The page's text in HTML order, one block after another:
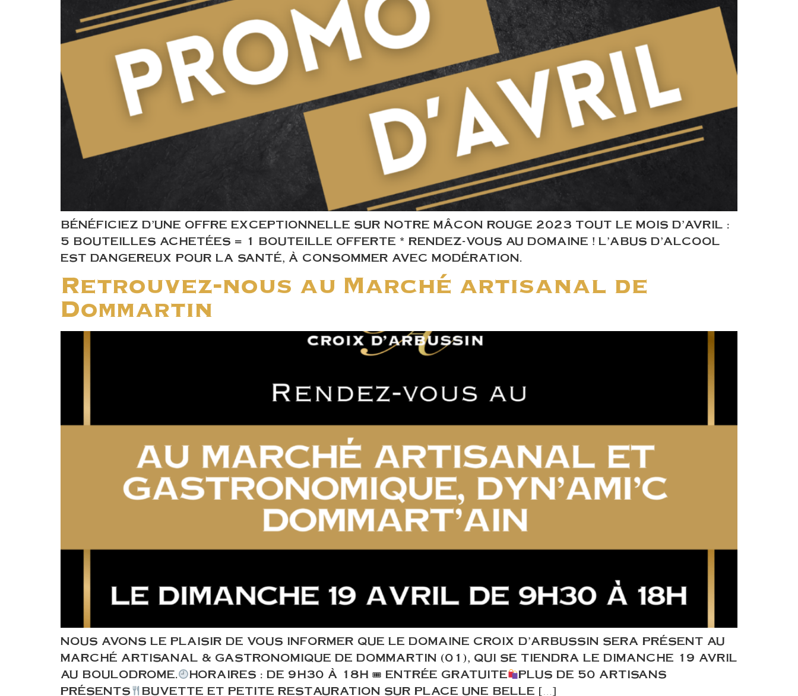
BÉNÉFICIEZ D’UNE OFFRE EXCEPTIONNELLE SUR NOTRE MÂCON ROUGE 2023 TOUT LE MOIS D’AVRIL :
5 BOUTEILLES ACHETÉES = 1 BOUTEILLE OFFERTE * RENDEZ-VOUS AU DOMAINE ! L’ABUS D’ALCOOL
EST DANGEREUX POUR LA SANTÉ, À CONSOMMER AVEC MODÉRATION.
Retrouvez-nous au Marché artisanal de
Dommartin
NOUS AVONS LE PLAISIR DE VOUS INFORMER QUE LE DOMAINE CROIX D’ARBUSSIN SERA PRÉSENT AU
MARCHÉ ARTISANAL & GASTRONOMIQUE DE DOMMARTIN (01), QUI SE TIENDRA LE DIMANCHE 19 AVRIL
AU BOULODROME.
HORAIRES : DE 9H30 À 18H 🎟 ENTRÉE GRATUITE
PLUS DE 50 ARTISANS
PRÉSENTS
BUVETTE ET PETITE RESTAURATION SUR PLACE UNE BELLE […]